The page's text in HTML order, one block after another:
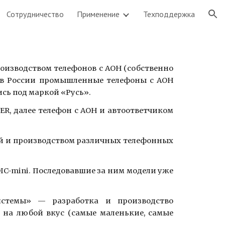
Сотрудничество Применение Техподдержка
телефонов с АОН (собственно
России промышленные телефоны с АОН
под маркой «Русь».
далее телефон с АОН и автоответчиком
и производством различных телефонных
mini. Последовавшие за ним модели уже
— разработка и производство
любой вкус (самые маленькие, самые